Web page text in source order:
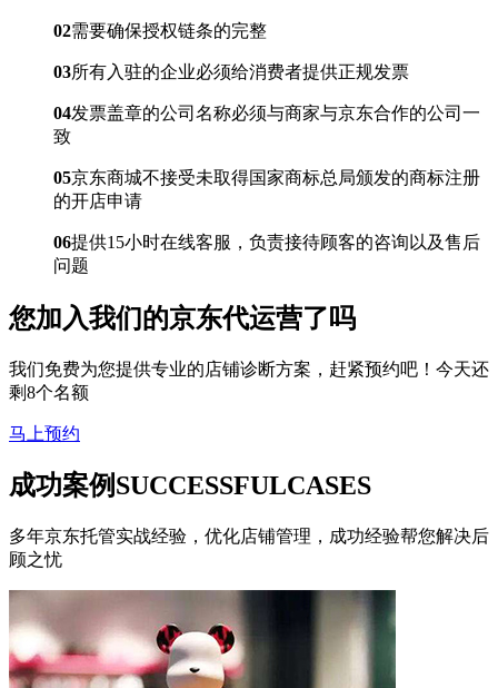
02需要确保授权链条的完整
03所有入驻的企业必须给消费者提供正规发票
04发票盖章的公司名称必须与商家与京东合作的公司一
致
05京东商城不接受未取得国家商标总局颁发的商标注册
的开店申请
06提供15小时在线客服，负责接待顾客的咨询以及售后
问题
您加入我们的京东代运营了吗
我们免费为您提供专业的店铺诊断方案，赶紧预约吧！今天还
剩8个名额
马上预约
成功案例SUCCESSFULCASES
多年京东托管实战经验，优化店铺管理，成功经验帮您解决后
顾之忧